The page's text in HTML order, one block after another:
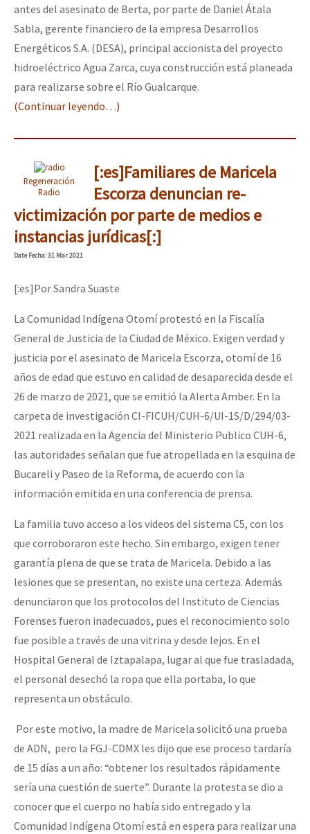
antes del asesinato de Berta, por parte de Daniel Átala
Sabla, gerente financiero de la empresa Desarrollos
Energéticos S.A. (DESA), principal accionista del proyecto
hidroeléctrico Agua Zarca, cuya construcción está planeada
para realizarse sobre el Río Gualcarque.
(Continuar leyendo…)
Regeneración
Radio
[:es]Familiares de Maricela
Escorza denuncian re-
victimización por parte de medios e
instancias jurídicas[:]
DateFecha: 31 Mar 2021
[:es]Por Sandra Suaste
La Comunidad Indígena Otomí protestó en la Fiscalía
General de Justicia de la Ciudad de México. Exigen verdad y
justicia por el asesinato de Maricela Escorza, otomí de 16
años de edad que estuvo en calidad de desaparecida desde el
26 de marzo de 2021, que se emitió la Alerta Amber. En la
carpeta de investigación CI-FICUH/CUH-6/UI-1S/D/294/03-
2021 realizada en la Agencia del Ministerio Publico CUH-6,
las autoridades señalan que fue atropellada en la esquina de
Bucareli y Paseo de la Reforma, de acuerdo con la
información emitida en una conferencia de prensa.
La familia tuvo acceso a los videos del sistema C5, con los
que corroboraron este hecho. Sin embargo, exigen tener
garantía plena de que se trata de Maricela. Debido a las
lesiones que se presentan, no existe una certeza. Además
denunciaron que los protocolos del Instituto de Ciencias
Forenses fueron inadecuados, pues el reconocimiento solo
fue posible a través de una vitrina y desde lejos. En el
Hospital General de Iztapalapa, lugar al que fue trasladada,
el personal desechó la ropa que ella portaba, lo que
representa un obstáculo.
Por este motivo, la madre de Maricela solicitó una prueba
de ADN, pero la FGJ-CDMX les dijo que ese proceso tardaría
de 15 días a un año: “obtener los resultados rápidamente
sería una cuestión de suerte”. Durante la protesta se dio a
conocer que el cuerpo no había sido entregado y la
Comunidad Indígena Otomí está en espera para realizar una